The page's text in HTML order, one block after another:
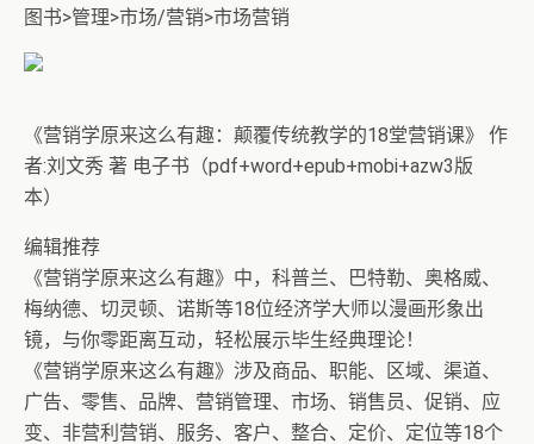
图书>管理>市场/营销>市场营销
《营销学原来这么有趣：颠覆传统教学的18堂营销课》 作
者:刘文秀 著 电子书（pdf+word+epub+mobi+azw3版
本）
编辑推荐
《营销学原来这么有趣》中，科普兰、巴特勒、奥格威、
梅纳德、切灵顿、诺斯等18位经济学大师以漫画形象出
镜，与你零距离互动，轻松展示毕生经典理论！
《营销学原来这么有趣》涉及商品、职能、区域、渠道、
广告、零售、品牌、营销管理、市场、销售员、促销、应
变、非营利营销、服务、客户、整合、定价、定位等18个